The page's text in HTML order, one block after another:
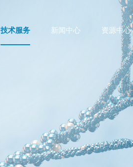
技术服务 新闻中心 资源中心